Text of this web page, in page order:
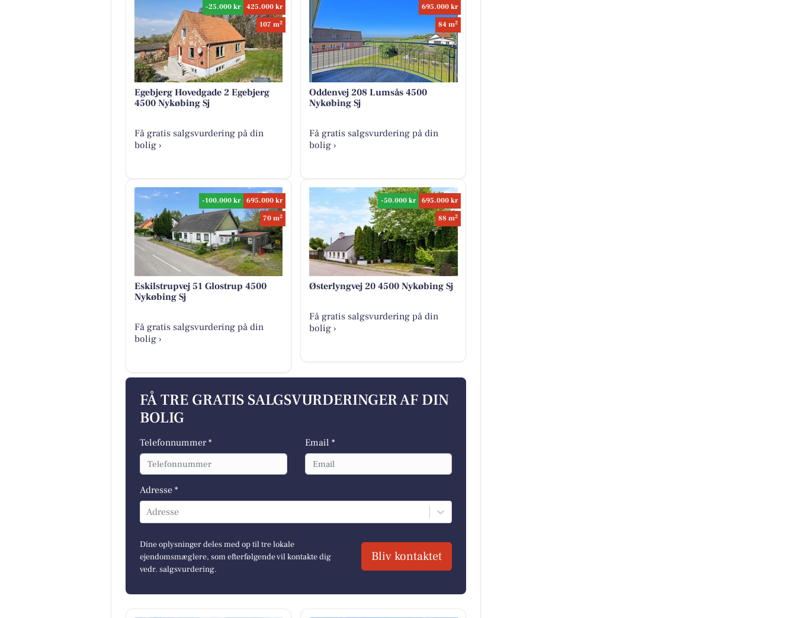
-25.000 kr
425.000 kr
107 m2
Egebjerg Hovedgade 2 Egebjerg
4500 Nykøbing Sj
Få gratis salgsvurdering på din
bolig ›
695.000 kr
84 m2
Oddenvej 208 Lumsås 4500
Nykøbing Sj
Få gratis salgsvurdering på din
bolig ›
-100.000 kr
695.000 kr
70 m2
Eskilstrupvej 51 Glostrup 4500
Nykøbing Sj
Få gratis salgsvurdering på din
bolig ›
-50.000 kr
695.000 kr
88 m2
Østerlyngvej 20 4500 Nykøbing Sj
Få gratis salgsvurdering på din
bolig ›
FÅ TRE GRATIS SALGSVURDERINGER AF DIN
BOLIG
Telefonnummer * Email *
Adresse *
Adresse
Dine oplysninger deles med op til tre lokale
ejendomsmæglere, som efterfølgende vil kontakte dig
vedr. salgsvurdering.
Bliv kontaktet